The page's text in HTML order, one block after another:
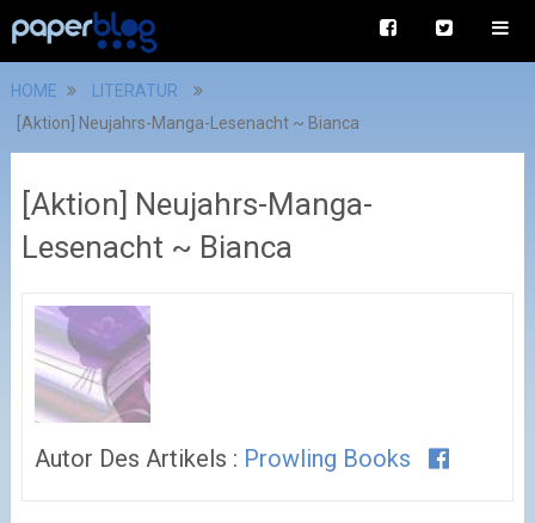
HOME
LITERATUR
[Aktion] Neujahrs-Manga-Lesenacht ~ Bianca
[Aktion] Neujahrs-Manga-
Lesenacht ~ Bianca
Autor Des Artikels : Prowling Books